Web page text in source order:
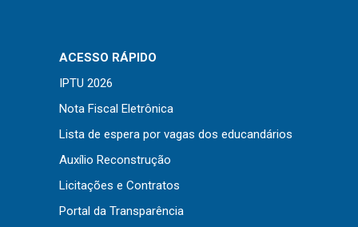
Outros
ACESSO RÁPIDO
IPTU 2026
Nota Fiscal Eletrônica
Lista de espera por vagas dos educandários
Auxílio Reconstrução
Licitações e Contratos
Portal da Transparência